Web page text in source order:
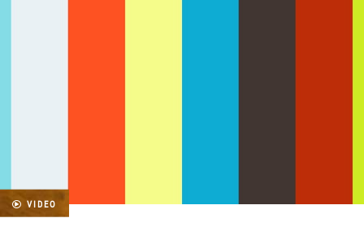
VIDEO